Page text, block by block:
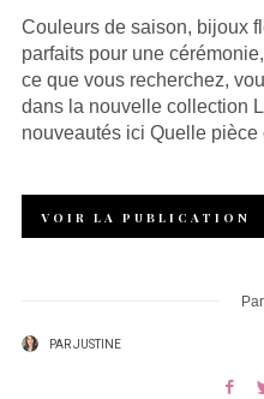
Couleurs de saison, bijoux
parfaits pour une
ce que vous recherchez,
dans la nouvelle collection
nouveautés ici Quelle
VOIR LA PUBLICATION
PARJUSTINE